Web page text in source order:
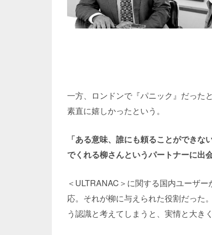
一方、ロンドンで『パニック』だった
素直に嬉しかったという。
「ある意味、誰にも頼ることができ
でくれる柳さんというパートナーに出
＜ ULTRANAC ＞に関する国内ユーザ
応。それが柳に与えられた役割だった
う認識と考えてしまうと、実情と大き